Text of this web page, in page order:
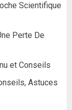
Scientifique
Perte De
et Conseils
Astuces